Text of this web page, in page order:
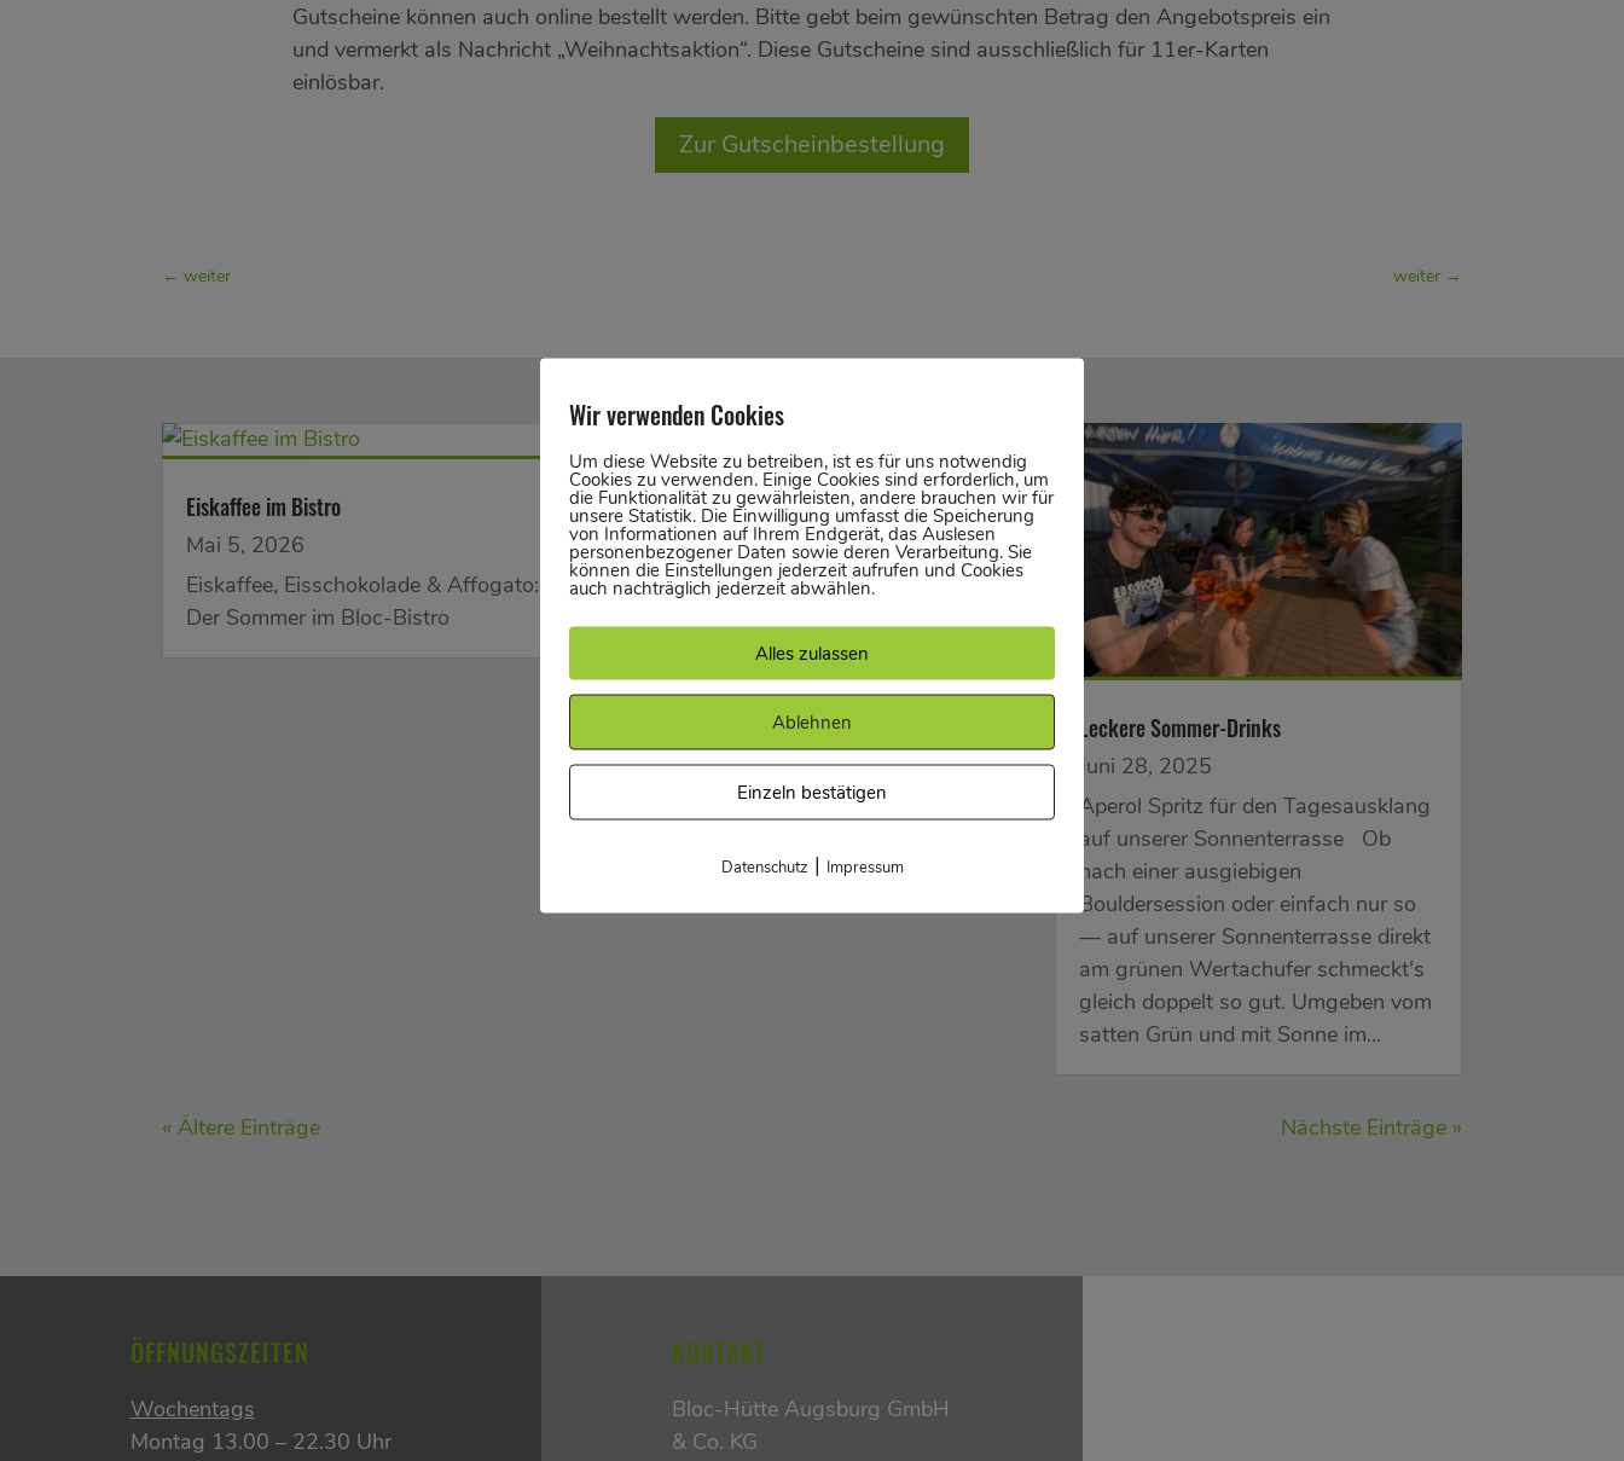
Gutscheine können auch online bestellt werden. Bitte gebt beim gewünschten Betrag den Angebotspreis ein
und vermerkt als Nachricht „Weihnachtsaktion“. Diese Gutscheine sind ausschließlich für 11er-Karten
einlösbar.
Zur Gutscheinbestellung
weiter
weiter
Eiskaffee im Bistro
Mai 5, 2026
Eiskaffee, Eisschokolade & Affogato:
Der Sommer im Bloc-Bistro
Corporate Fitness Partner
März 18, 2026
Bei uns könnt ihr ohne Mehrkosten
Leckere Sommer-Drinks
Juni 28, 2025
Aperol Spritz für den Tagesausklang
auf unserer Sonnenterrasse Ob
nach einer ausgiebigen
Bouldersession oder einfach nur so
— auf unserer Sonnenterrasse direkt
am grünen Wertachufer schmeckt's
gleich doppelt so gut. Umgeben vom
satten Grün und mit Sonne im...
« Ältere Einträge Nächste Einträge »
ÖFFNUNGSZEITEN
Wochentags
Montag 13.00 – 22.30 Uhr
KONTAKT
Bloc-Hütte Augsburg GmbH
& Co. KG
Wir verwenden Cookies
Um diese Website zu betreiben, ist es für uns notwendig
Cookies zu verwenden. Einige Cookies sind erforderlich, um
die Funktionalität zu gewährleisten, andere brauchen wir für
unsere Statistik. Die Einwilligung umfasst die Speicherung
von Informationen auf Ihrem Endgerät, das Auslesen
personenbezogener Daten sowie deren Verarbeitung. Sie
können die Einstellungen jederzeit aufrufen und Cookies
auch nachträglich jederzeit abwählen.
Alles zulassen
Ablehnen
Einzeln bestätigen
Datenschutz | Impressum